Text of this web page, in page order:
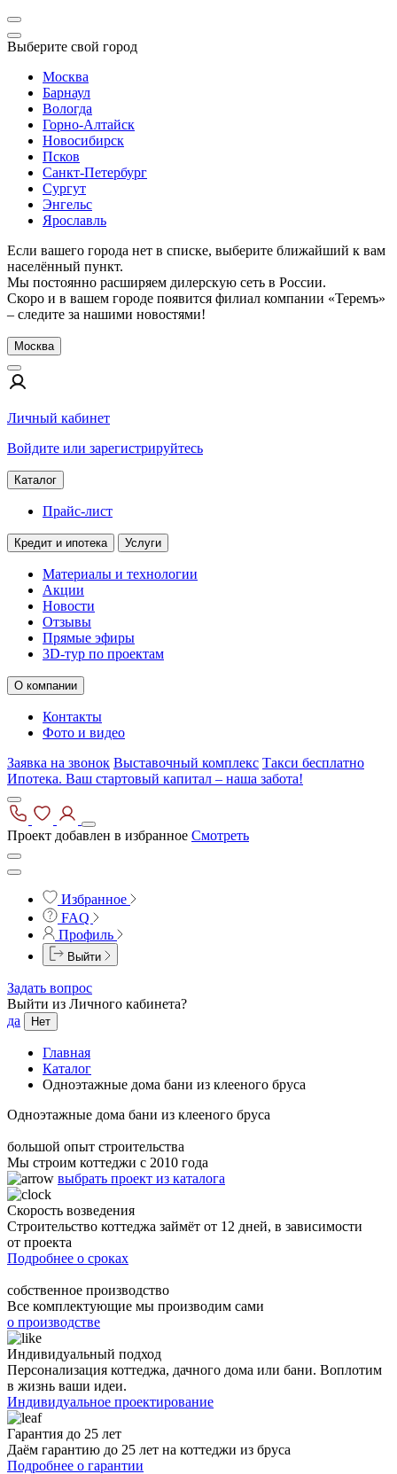
Выберите свой город
Москва
Барнаул
Вологда
Горно-Алтайск
Новосибирск
Псков
Санкт-Петербург
Сургут
Энгельс
Ярославль
Если вашего города нет в списке, выберите ближайший к вам
населённый пункт.
Мы постоянно расширяем дилерскую сеть в России.
Скоро и в вашем городе появится филиал компании «Теремъ»
– следите за нашими новостями!
Москва
Личный кабинет
Войдите или зарегистрируйтесь
Каталог
Прайс-лист
Кредит и ипотека Услуги
Материалы и технологии
Акции
Новости
Отзывы
Прямые эфиры
3D-тур по проектам
О компании
Контакты
Фото и видео
Заявка на звонок Выставочный комплекс Такси бесплатно
Ипотека. Ваш стартовый капитал – наша забота!
Проект добавлен в избранное Смотреть
Избранное
FAQ
Профиль
Выйти
Задать вопрос
Выйти из Личного кабинета?
да
Нет
Главная
Каталог
Одноэтажные дома бани из клееного бруса
Одноэтажные дома бани из клееного бруса
большой опыт строительства
Мы строим коттеджи с 2010 года
выбрать проект из каталога
Скорость возведения
Строительство коттеджа займёт от 12 дней, в зависимости
от проекта
Подробнее о сроках
собственное производство
Все комплектующие мы производим сами
о производстве
Индивидуальный подход
Персонализация коттеджа, дачного дома или бани. Воплотим
в жизнь ваши идеи.
Индивидуальное проектирование
Гарантия до 25 лет
Даём гарантию до 25 лет на коттеджи из бруса
Подробнее о гарантии